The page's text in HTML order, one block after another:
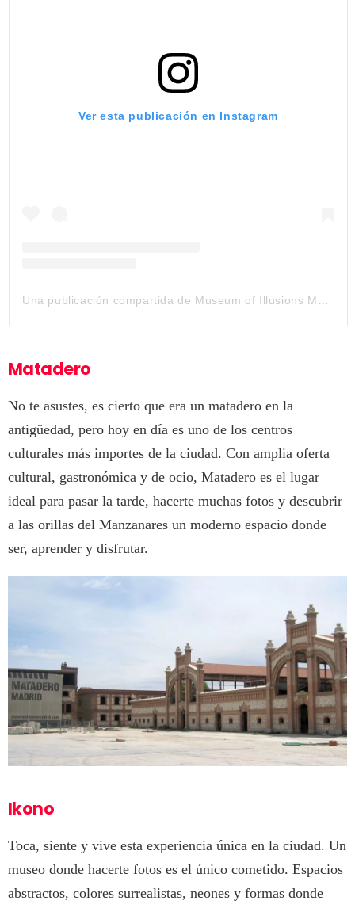
Ver esta publicación en Instagram
Matadero
No te asustes, es cierto que era un matadero en la
antigüedad, pero hoy en día es uno de los centros
culturales más importes de la ciudad. Con amplia oferta
cultural, gastronómica y de ocio, Matadero es el lugar
ideal para pasar la tarde, hacerte muchas fotos y descubrir
a las orillas del Manzanares un moderno espacio donde
ser, aprender y disfrutar.
Ikono
Toca, siente y vive esta experiencia única en la ciudad. Un
museo donde hacerte fotos es el único cometido. Espacios
abstractos, colores surrealistas, neones y formas donde